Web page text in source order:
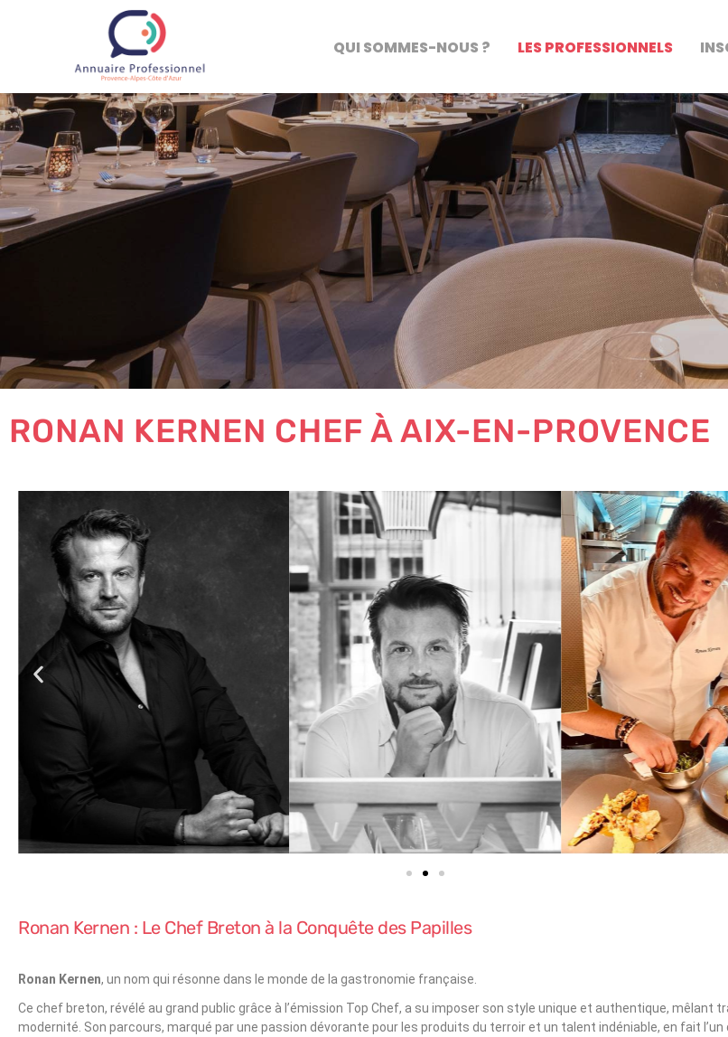
QUI SOMMES-NOUS ? LES PROFESSIONNELS
RONAN KERNEN CHEF À AIX-EN-PROVENCE
Ronan Kernen : Le Chef Breton à la Conquête des Papilles
Ronan Kernen, un nom qui résonne dans le monde de la gastronomie française.
Ce chef breton, révélé au grand public grâce à l’émission Top Chef, a su imposer son style unique et authentique, mêlant
modernité. Son parcours, marqué par une passion dévorante pour les produits du terroir et un talent indéniable, en fait